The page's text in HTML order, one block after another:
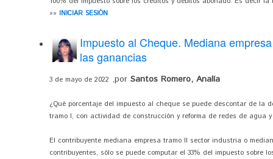
»» INICIAR SESIÓN
Impuesto al Cheque. Mediana
las ganancias
3 de mayo de 2022 ,por Santos Romero, Analía
¿Qué porcentaje del impuesto al cheque se puede descontar de la
tramo I, con actividad de construcción y reforma de redes de agua
El contribuyente mediana empresa tramo II sector industria o
contribuyentes, sólo se puede computar el 33% del impuesto sobre